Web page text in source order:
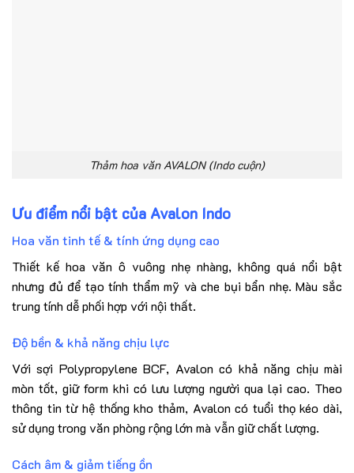
Thảm hoa văn AVALON (Indo cuộn)
Ưu điểm nổi bật của Avalon Indo
Hoa văn tinh tế & tính ứng dụng cao
Thiết kế hoa văn ô vuông nhẹ nhàng, không quá nổi bật
nhưng đủ để tạo tính thẩm mỹ và che bụi bẩn nhẹ. Màu sắc
trung tính dễ phối hợp với nội thất.
Độ bền & khả năng chịu lực
Với sợi Polypropylene BCF, Avalon có khả năng chịu mài
mòn tốt, giữ form khi có lưu lượng người qua lại cao. Theo
thông tin từ hệ thống kho thảm, Avalon có tuổi thọ kéo dài,
sử dụng trong văn phòng rộng lớn mà vẫn giữ chất lượng.
Cách âm & giảm tiếng ồn